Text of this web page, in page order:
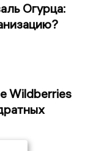
Огурца:
Wildberries